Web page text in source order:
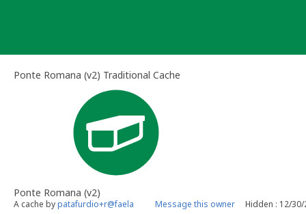
Ponte Romana (v2) Traditional Cache
Ponte Romana (v2)
A cache bypatafurdio+r@faela Message this owner Hidden : 12/30/